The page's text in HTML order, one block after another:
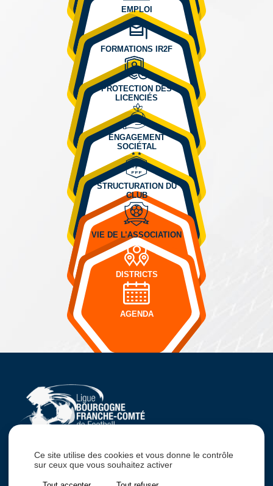
EMPLOI
FORMATIONS IR2F
PROTECTION DES
LICENCIÉS
ENGAGEMENT
SOCIÉTAL
STRUCTURATION DU
CLUB
VIE DE L’ASSOCIATION
DISTRICTS
AGENDA
POSEZ-NOUS VOTRE QUESTION !
Ce site utilise des cookies et vous donne le contrôle
sur ceux que vous souhaitez activer